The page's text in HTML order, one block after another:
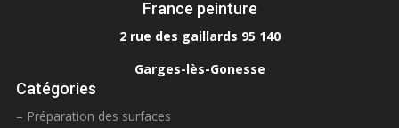
France peinture
2 rue des gaillards 95 140
Garges-lès-Gonesse
Catégories
– Préparation des surfaces